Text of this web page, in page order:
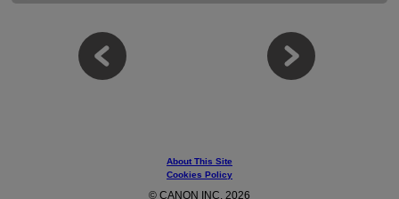
About This Site
Cookies Policy
© CANON INC. 2026